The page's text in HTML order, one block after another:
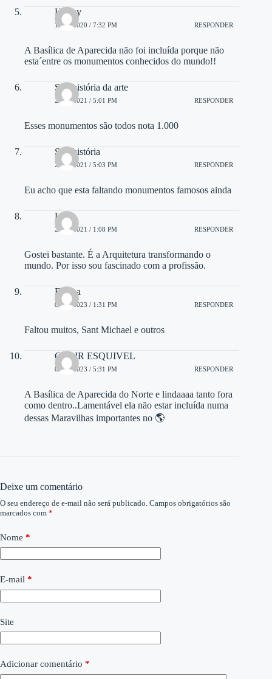
Horley
13/01/2020 / 7:32 PM RESPONDER
A Basílica de Aparecida não foi incluída porque não
esta´entre os monumentos conhecidos do mundo!!
Sop história da arte
26/05/2021 / 5:01 PM RESPONDER
Esses monumentos são todos nota 1.000
Sop história
26/05/2021 / 5:03 PM RESPONDER
Eu acho que esta faltando monumentos famosos ainda
Luiz
24/10/2021 / 1:08 PM RESPONDER
Gostei bastante. É a Arquitetura transformando o
mundo. Por isso sou fascinado com a profissão.
Fátima
02/07/2023 / 1:31 PM RESPONDER
Faltou muitos, Sant Michael e outros
CLAIR ESQUIVEL
05/11/2023 / 5:31 PM RESPONDER
A Basílica de Aparecida do Norte e lindaaaa tanto fora
como dentro..Lamentável ela não estar incluída numa
dessas Maravilhas importantes no 🌎
Deixe um comentário
O seu endereço de e-mail não será publicado. Campos obrigatórios são
marcados com *
Nome *
E-mail *
Site
Adicionar comentário *